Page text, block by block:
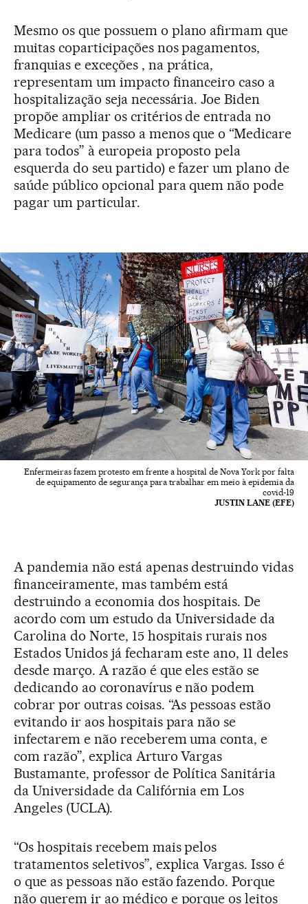
Mesmo os que possuem o plano afirmam que
muitas coparticipações nos pagamentos,
franquias e exceções , na prática,
representam um impacto financeiro caso a
hospitalização seja necessária. Joe Biden
propõe ampliar os critérios de entrada no
Medicare (um passo a menos que o “Medicare
para todos” à europeia proposto pela
esquerda do seu partido) e fazer um plano de
saúde público opcional para quem não pode
pagar um particular.
Enfermeiras fazem protesto em frente a hospital de Nova York por falta
de equipamento de segurança para trabalhar em meio à epidemia da
covid-19
JUSTIN LANE (EFE)
A pandemia não está apenas destruindo vidas
financeiramente, mas também está
destruindo a economia dos hospitais. De
acordo com um estudo da Universidade da
Carolina do Norte, 15 hospitais rurais nos
Estados Unidos já fecharam este ano, 11 deles
desde março. A razão é que eles estão se
dedicando ao coronavírus e não podem
cobrar por outras coisas. “As pessoas estão
evitando ir aos hospitais para não se
infectarem e não receberem uma conta, e
com razão”, explica Arturo Vargas
Bustamante, professor de Política Sanitária
da Universidade da Califórnia em Los
Angeles (UCLA).
“Os hospitais recebem mais pelos
tratamentos seletivos”, explica Vargas. Isso é
o que as pessoas não estão fazendo. Porque
não querem ir ao médico e porque os leitos